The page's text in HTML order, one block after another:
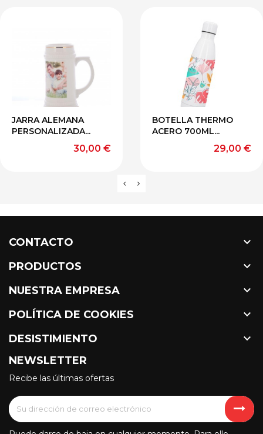
JARRA ALEMANA
PERSONALIZADA...
Precio
30,00 €
BOTELLA THERMO
ACERO 700ML...
Precio
29,00 €
CONTACTO 
PRODUCTOS 
NUESTRA EMPRESA 
POLÍTICA DE COOKIES 
DESISTIMIENTO 
NEWSLETTER
Recibe las últimas ofertas